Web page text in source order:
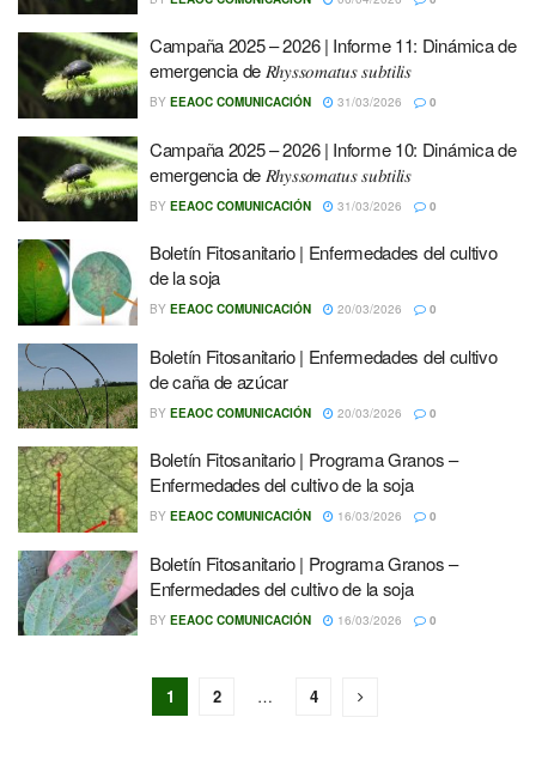
Campaña 2025 – 2026 | Informe 11: Dinámica de
emergencia de 𝑅ℎ𝑦𝑠𝑠𝑜𝑚𝑎𝑡𝑢𝑠 𝑠𝑢𝑏𝑡𝑖𝑙𝑖𝑠
BY EEAOC COMUNICACIÓN 31/03/2026 0
Campaña 2025 – 2026 | Informe 10: Dinámica de
emergencia de 𝑅ℎ𝑦𝑠𝑠𝑜𝑚𝑎𝑡𝑢𝑠 𝑠𝑢𝑏𝑡𝑖𝑙𝑖𝑠
BY EEAOC COMUNICACIÓN 31/03/2026 0
Boletín Fitosanitario | Enfermedades del cultivo
de la soja
BY EEAOC COMUNICACIÓN 20/03/2026 0
Boletín Fitosanitario | Enfermedades del cultivo
de caña de azúcar
BY EEAOC COMUNICACIÓN 20/03/2026 0
Boletín Fitosanitario | Programa Granos –
Enfermedades del cultivo de la soja
BY EEAOC COMUNICACIÓN 16/03/2026 0
Boletín Fitosanitario | Programa Granos –
Enfermedades del cultivo de la soja
BY EEAOC COMUNICACIÓN 16/03/2026 0
1 2 … 4